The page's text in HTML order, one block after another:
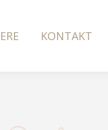
KONTAKT